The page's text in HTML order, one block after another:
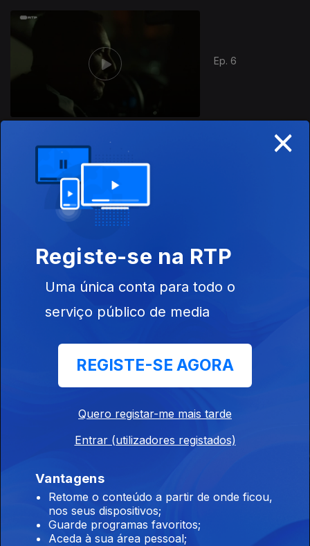
Ep. 6
nacionais
Salto de Fé Odisseia Millennial
×
Registe-se na RTP
Uma única conta para todo o
serviço público de media
REGISTE-SE AGORA
Quero registar-me mais tarde
Entrar (utilizadores registados)
Vantagens
Retome o conteúdo a partir de onde ficou,
nos seus dispositivos;
Guarde programas favoritos;
Aceda à sua área pessoal;